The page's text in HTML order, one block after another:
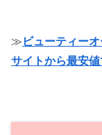
≫ ビューティー
サイトから最安